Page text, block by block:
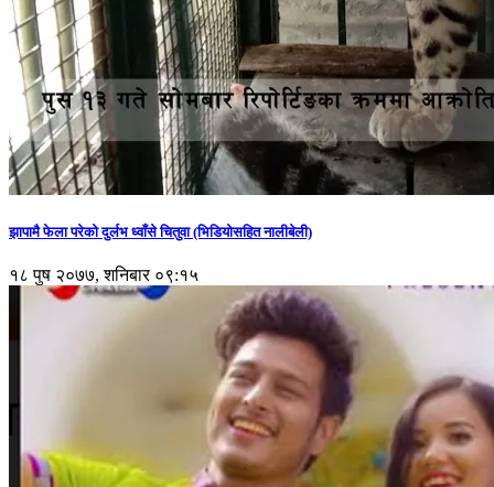
झापामै फेला परेको दुर्लभ ध्वाँसे चितुवा (भिडियोसहित नालीबेली)
१८ पुष २०७७, शनिबार ०९:१५